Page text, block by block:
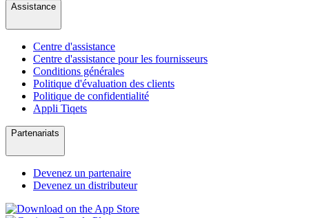
Assistance
Centre d'assistance
Centre d'assistance pour les fournisseurs
Conditions générales
Politique d'évaluation des clients
Politique de confidentialité
Appli Tiqets
Partenariats
Devenez un partenaire
Devenez un distributeur